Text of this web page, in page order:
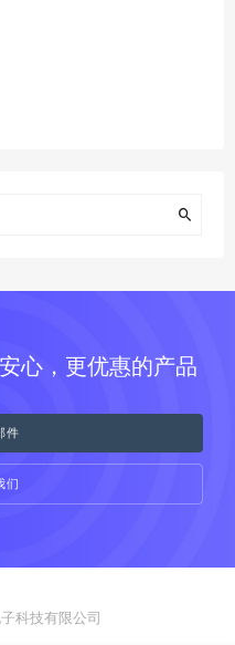
心，更优惠的产品
件
们
科技有限公司